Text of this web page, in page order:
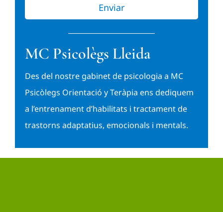
Enviar
MC Psicolègs Lleida
Des del nostre gabinet de psicologia a MC
Psicòlegs Orientació y Teràpia ens dediquem
a l’entrenament d’habilitats i tractament de
trastorns adaptatius, emocionals i mentals.